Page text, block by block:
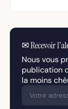
✉Recevoir
Nous vous
publication
la moins